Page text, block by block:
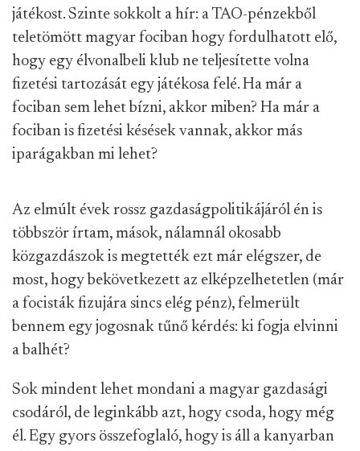
játékost. Szinte sokkolt a hír: a TAO-pénzekből
teletömött magyar fociban hogy fordulhatott elő,
hogy egy élvonalbeli klub ne teljesítette volna
fizetési tartozását egy játékosa felé. Ha már a
fociban sem lehet bízni, akkor miben? Ha már a
fociban is fizetési késések vannak, akkor más
iparágakban mi lehet?
Az elmúlt évek rossz gazdaságpolitikájáról én is
többször írtam, mások, nálamnál okosabb
közgazdászok is megtették ezt már elégszer, de
most, hogy bekövetkezett az elképzelhetetlen (már
a focisták fizujára sincs elég pénz), felmerült
bennem egy jogosnak tűnő kérdés: ki fogja elvinni
a balhét?
Sok mindent lehet mondani a magyar gazdasági
csodáról, de leginkább azt, hogy csoda, hogy még
él. Egy gyors összefoglaló, hogy is áll a kanyarban